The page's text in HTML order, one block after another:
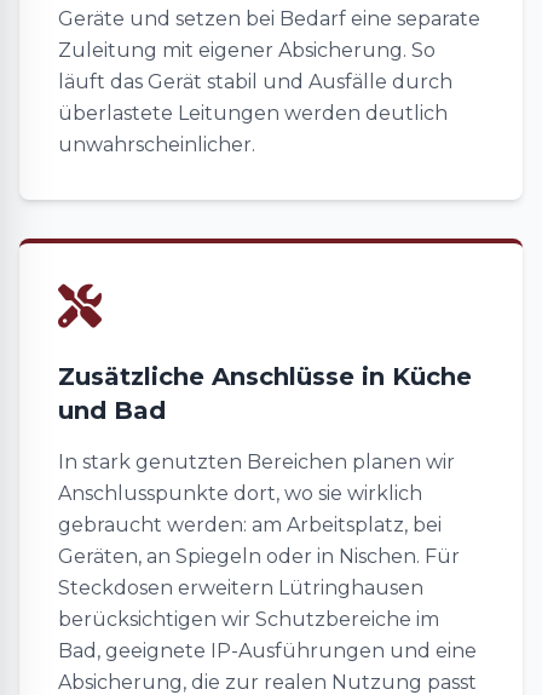
Geräte und setzen bei Bedarf eine separate
Zuleitung mit eigener Absicherung. So
läuft das Gerät stabil und Ausfälle durch
überlastete Leitungen werden deutlich
unwahrscheinlicher.
Zusätzliche Anschlüsse in Küche
und Bad
In stark genutzten Bereichen planen wir
Anschlusspunkte dort, wo sie wirklich
gebraucht werden: am Arbeitsplatz, bei
Geräten, an Spiegeln oder in Nischen. Für
Steckdosen erweitern Lütringhausen
berücksichtigen wir Schutzbereiche im
Bad, geeignete IP-Ausführungen und eine
Absicherung, die zur realen Nutzung passt